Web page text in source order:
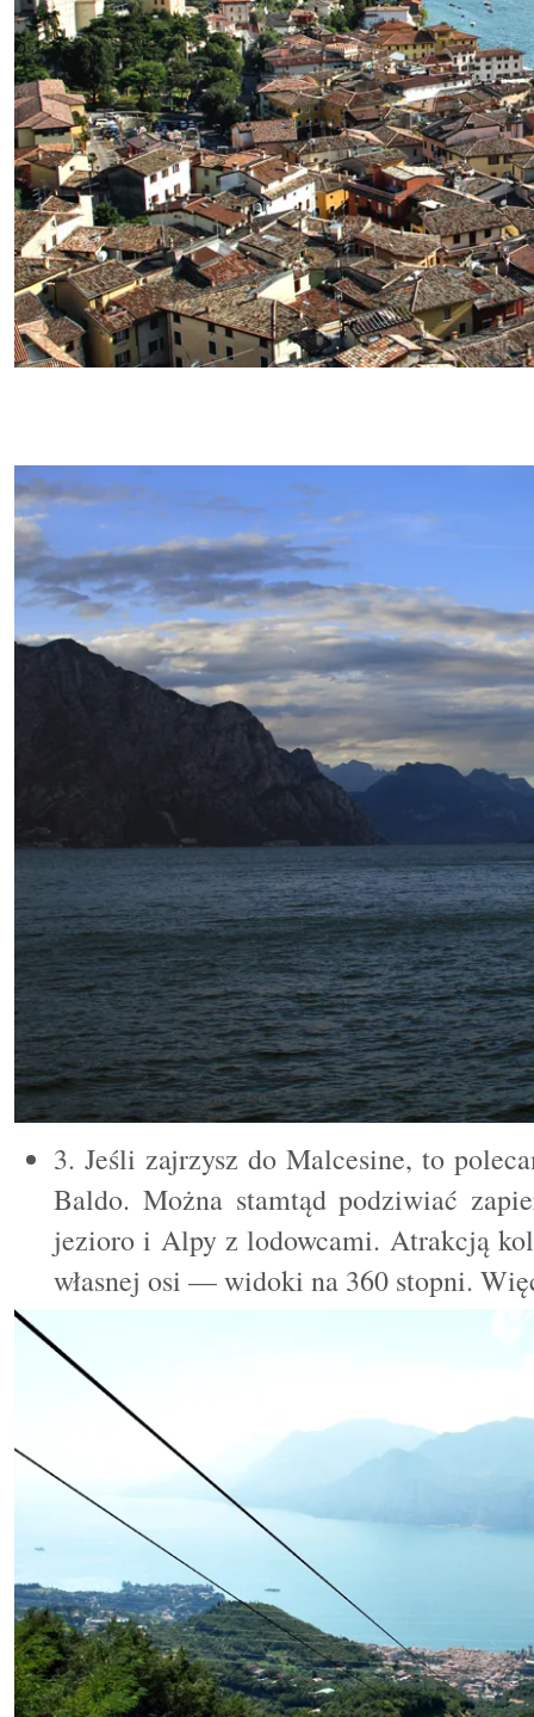
3. Jeśli zajrzysz do Malcesine, to
Baldo. Można stamtąd podziwiać
jezioro i Alpy z lodowcami. Atrakcją
własnej osi — widoki na 360 stopni.